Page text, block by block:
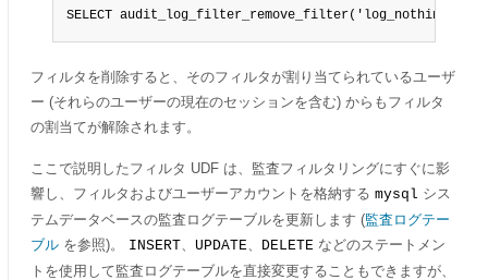
SELECT audit_log_filter_remove_filter('log_nothing');
フィルタを削除すると、そのフィルタが割り当てられているユーザ
ー (それらのユーザーの現在のセッションを含む) からもフィルタ
の割当てが解除されます。
ここで説明したフィルタ UDF は、監査フィルタリングにすぐに影
響し、フィルタおよびユーザーアカウントを格納する mysql シス
テムデータベースの監査ログテーブルを更新します (監査ログテー
ブル を参照)。 INSERT、 UPDATE、 DELETE などのステートメン
トを使用して監査ログテーブルを直接変更することもできますが、